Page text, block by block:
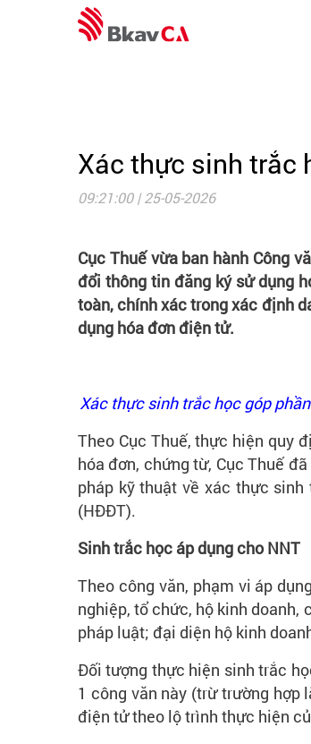
Xác thực sinh trắc
09:21:00 | 25-05-2026
Cục Thuế vừa ban hành Công
đổi thông tin đăng ký sử dụng
toàn, chính xác trong xác định
dụng hóa đơn điện tử.
Xác thực sinh trắc học góp
Theo Cục Thuế, thực hiện quy
hóa đơn, chứng từ, Cục Thuế
pháp kỹ thuật về xác thực
(HĐĐT).
Sinh trắc học áp dụng cho NNT
Theo công văn, phạm vi áp
nghiệp, tổ chức, hộ kinh
pháp luật; đại diện hộ kinh
Đối tượng thực hiện sinh trắc
1 công văn này (trừ trường
điện tử theo lộ trình thực hiện